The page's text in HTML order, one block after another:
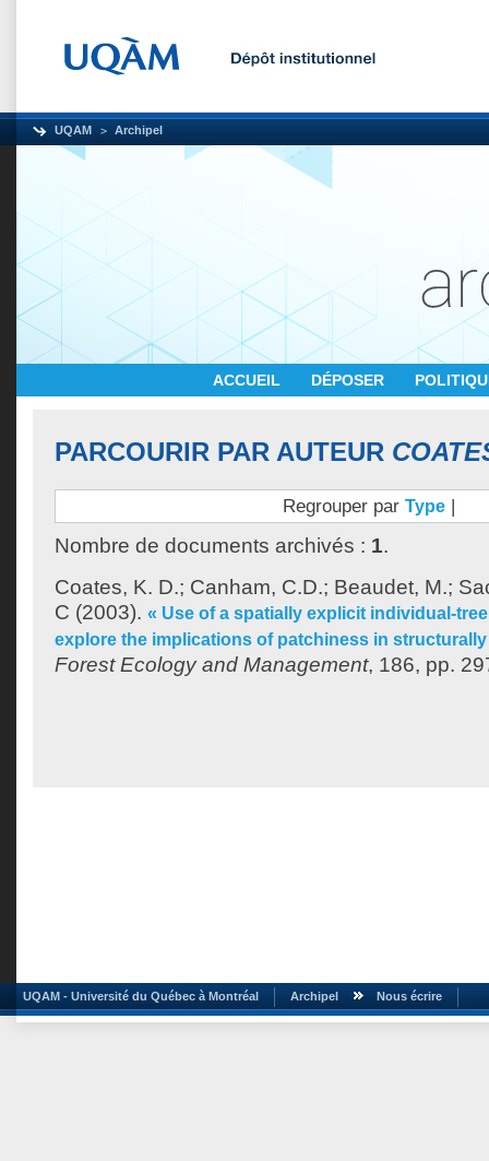
UQAM Archipel
ACCUEIL DÉPOSER
PARCOURIR PAR AUTEUR
Regrouper par Type |
Nombre de documents archivés : 1.
Coates, K. D.; Canham, C.D.; Beaudet, M.;
C (2003). « Use of a spatially explicit individual-
explore the implications of patchiness in
Forest Ecology and Management, 186, pp.
UQAM - Université du Québec à Montréal Archipel Nous écrire